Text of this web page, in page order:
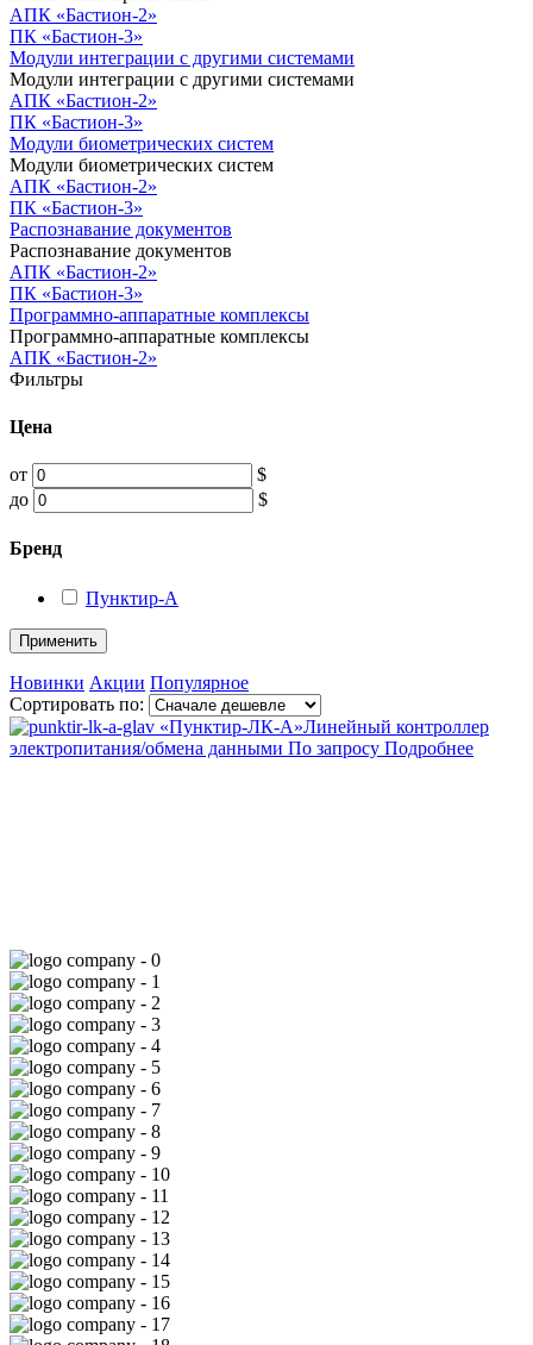
АПК «Бастион-2»
ПК «Бастион-3»
Модули интеграции с другими системами
Модули интеграции с другими системами
АПК «Бастион-2»
ПК «Бастион-3»
Модули биометрических систем
Модули биометрических систем
АПК «Бастион-2»
ПК «Бастион-3»
Распознавание документов
Распознавание документов
АПК «Бастион-2»
ПК «Бастион-3»
Программно-аппаратные комплексы
Программно-аппаратные комплексы
АПК «Бастион-2»
Фильтры
Цена
от
$
до
$
Бренд
Пунктир-А
Применить
Новинки Акции Популярное
Сортировать по:
«Пунктир-ЛК-А»Линейный контроллер
электропитания/обмена данными По запросу Подробнее